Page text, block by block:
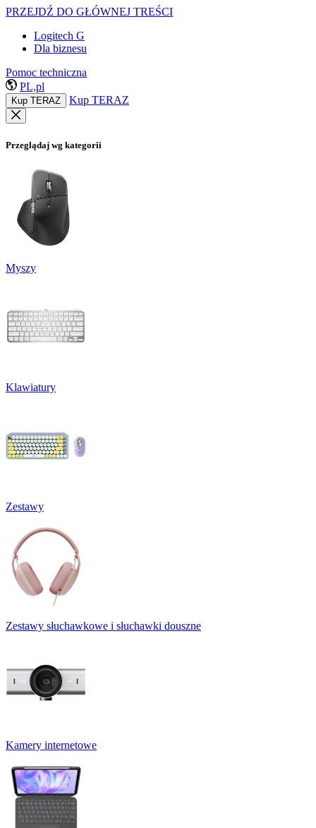
PRZEJDŹ DO GŁÓWNEJ TREŚCI
Logitech G
Dla biznesu
Pomoc techniczna
PL,pl
Kup TERAZ Kup TERAZ
Przeglądaj wg kategorii
Myszy
Klawiatury
Zestawy
Zestawy słuchawkowe i słuchawki douszne
Kamery internetowe